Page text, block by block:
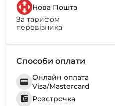
Нова Пошта
За тарифом
перевізника
Способи оплати
Онлайн оплата
Visa/Mastercard
Розстрочка